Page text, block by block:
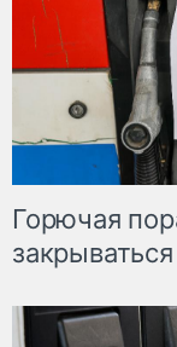
Горючая